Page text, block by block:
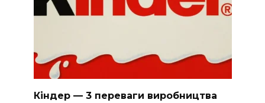
Кіндер — 3 переваги виробництва